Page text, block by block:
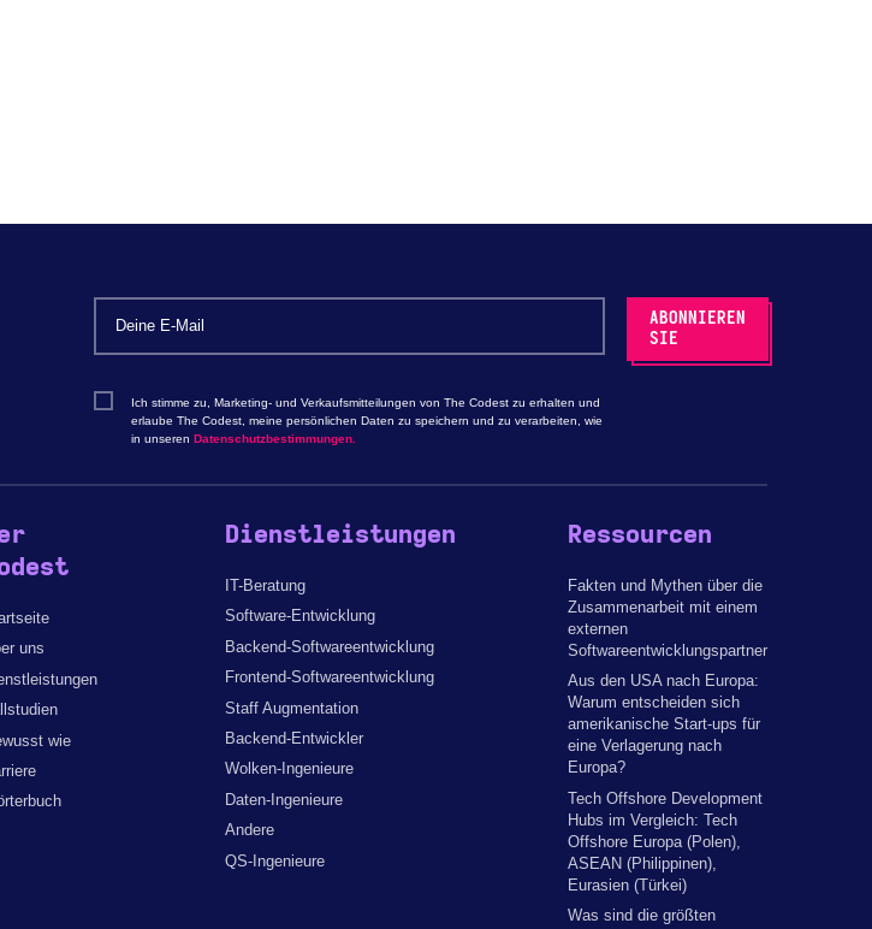
Ich stimme zu, Marketing- und Verkaufsmitteilungen von The Codest zu erhalten und
erlaube The Codest, meine persönlichen Daten zu speichern und zu verarbeiten, wie
in unserenDatenschutzbestimmungen.
uns
wie
Dienstleistungen
IT-Beratung
Software-Entwicklung
Backend-Softwareentwicklung
Frontend-Softwareentwicklung
Staff Augmentation
Backend-Entwickler
Wolken-Ingenieure
Daten-Ingenieure
Andere
QS-Ingenieure
Ressourcen
Fakten und Mythen über die
Zusammenarbeit mit einem
externen
Softwareentwicklungspartner
Aus den USA nach Europa:
Warum entscheiden sich
amerikanische Start-ups für
eine Verlagerung nach
Europa?
Tech Offshore Development
Hubs im Vergleich: Tech
Offshore Europa (Polen),
ASEAN (Philippinen),
Eurasien (Türkei)
Was sind die größten